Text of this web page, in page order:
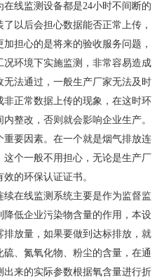
线监测设备都是24小时不间断的
以后会担心数据能否正常上传，
担心的是将来的验收服务问题，
环境下实施监测，非常容易造成
法通过，一般生产厂家无法及时
正常数据上传的现象，在这时环
整改，否则就会影响企业生产。
要因素。在一个就是烟气排放连
个一般不用担心，无论是生产厂
的环保认证证书。
在线监测系统主要是作为监督监
低企业污染物含量的作用，本设
放量，如果要做到达标排放，就
、氮氧化物、粉尘的含量，在通
来的实际参数根据氧含量进行折